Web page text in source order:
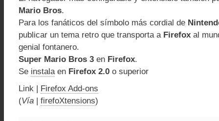
Mario Bros.
Para los fanáticos del símbolo más cordial de
publicar un tema retro que transporta a Firefox al
genial fontanero.
Super Mario Bros 3 en Firefox.
Se instalaen Firefox 2.0 o superior
Link | Firefox Add-ons
(Vía | firefoXtensions)